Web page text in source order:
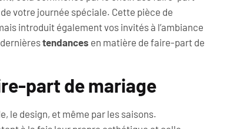
votre journée spéciale. Cette pièce de
introduit également vos invités à l’ambiance
tendances en matière de faire-part de
part de mariage
le design, et même par les saisons.